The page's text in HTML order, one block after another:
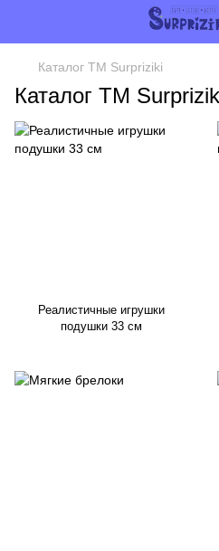
Каталог ТМ Surpriziki
Каталог ТМ
Реалистичные игрушки
подушки 33 см